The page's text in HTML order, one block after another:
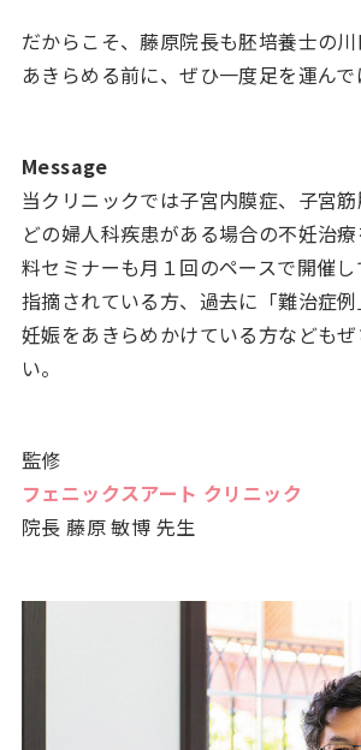
だからこそ、藤原院長も胚培養士の
あきらめる前に、ぜひ一度足を運んで
Message
当クリニックでは子宮内膜症、子宮
どの婦人科疾患がある場合の不妊治
料セミナーも月１回のペースで開催
指摘されている方、過去に「難治症例
妊娠をあきらめかけている方なども
い。
監修
フェニックスアート クリニック
院長 藤原 敏博 先生